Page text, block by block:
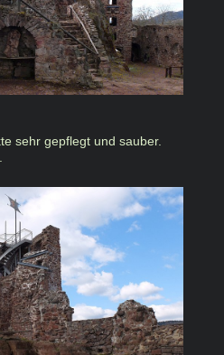
sehr gepflegt und sauber.